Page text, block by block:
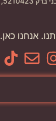
אנחנו כאן.